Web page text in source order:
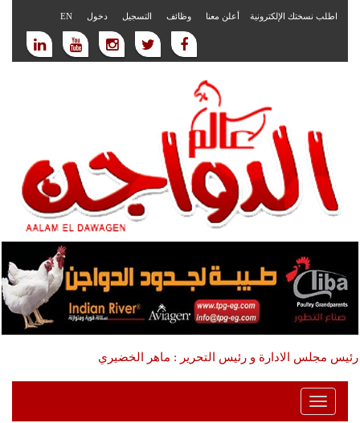
اطلب نسختك الإلكترونية أعلن معنا وظائف التسجيل دخول EN
رئيس مجلس الادارة و رئيس التحرير : ماهر الخضيري
Toggle
Navigation